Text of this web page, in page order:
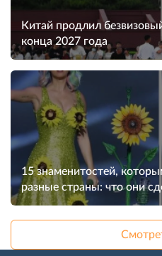
Китай продлил
конца 2027 года
15 знаменитостей,
разные страны: что они